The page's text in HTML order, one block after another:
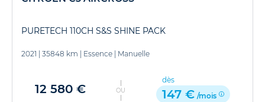
PURETECH 110CH S&S SHINE PACK
2021 35848 km Essence Manuelle
12 580 € OU
dès
147 € /mois